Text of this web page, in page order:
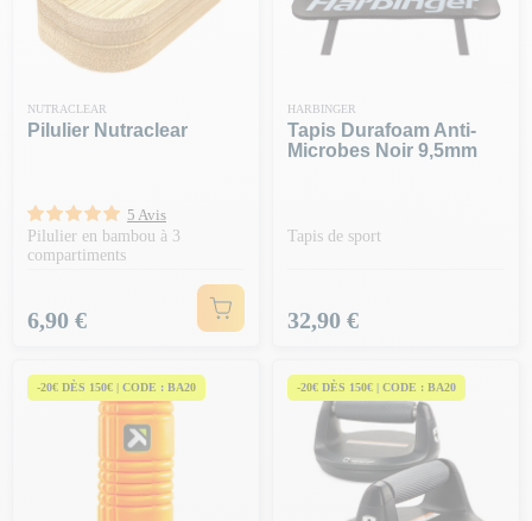
NUTRACLEAR
Pilulier Nutraclear
5 Avis
Pilulier en bambou à 3
compartiments
Prix
6,90 €
HARBINGER
Tapis Durafoam Anti-
Microbes Noir 9,5mm
Tapis de sport
Prix
32,90 €
-20€ DÈS 150€ | CODE : BA20 -20€ DÈS 150€ | CODE : BA20